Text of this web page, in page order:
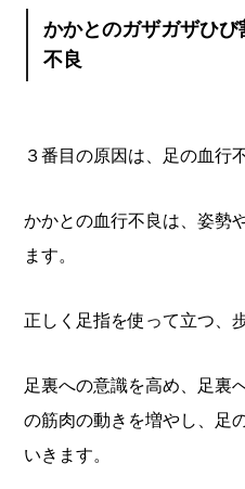
かかとのガザガザひ
不良
３番目の原因は、足の血行
かかとの血行不良は、姿勢
ます。
正しく足指を使って立つ、歩
足裏への意識を高め、足裏
の筋肉の動きを増やし、足
いきます。